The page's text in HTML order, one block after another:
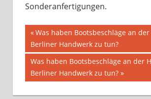
Sonderanfertigungen.
Vorheriger
Beitrag:
Was haben Bootsbeschläge an
Berliner Handwerk zu tun?
Nächster
Beitrag:
Was haben Bootsbeschläge an der
Berliner Handwerk zu tun?